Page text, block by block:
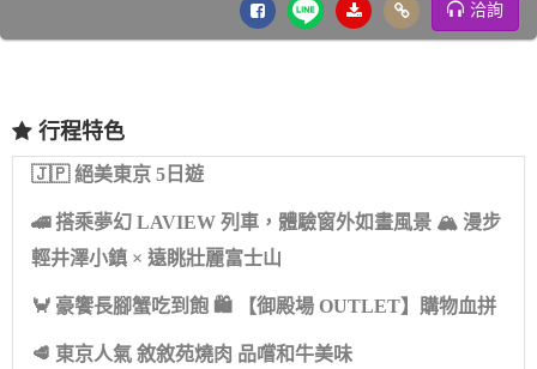
洽詢
行程特色
🇯🇵 絕美東京 5日遊
🚄 搭乘夢幻 LAVIEW 列車，體驗窗外如畫風景 🏔 漫步
輕井澤小鎮 × 遠眺壯麗富士山
🦀 豪饗長腳蟹吃到飽 🛍 【御殿場 OUTLET】購物血拼
🥩 東京人氣 敘敘苑燒肉 品嚐和牛美味